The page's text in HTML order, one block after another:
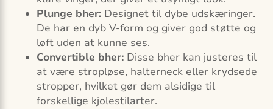
Plunge bher: Designet til dybe udskæringer.
De har en dyb V-form og giver god støtte og
løft uden at kunne ses.
Convertible bher: Disse bher kan justeres til
at være stropløse, halterneck eller krydsede
stropper, hvilket gør dem alsidige til
forskellige kjolestilarter.